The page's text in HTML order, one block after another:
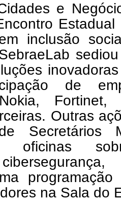
e
Estadual
inclusão
de
Outras
Secretários
oficinas
programação
na Sala do